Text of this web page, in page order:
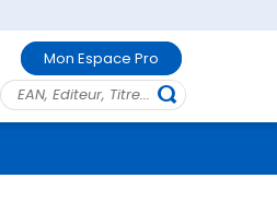
Mon Espace Pro